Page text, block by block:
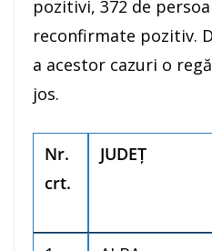
pozitivi, 372 de
reconfirmate pozitiv.
a acestor cazuri o
jos.
Nr.
crt.
JUDEȚ